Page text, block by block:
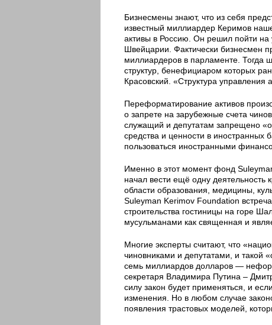
Бизнесмены знают, что из себя
известный миллиардер Керимов
активы в Россию. Он решил пойти на
Швейцарии. Фактически бизнесмен
миллиардеров в парламенте. Тогда
структур, бенефициаром которых
Красовский. «Структура
Переформатирование активов
о запрете на зарубежные счета
служащий и депутатам запрещено
средства и ценности в
пользоваться иностранными
Именно в этот момент фонд
начал вести ещё одну деятельность
области образования, медицины,
Suleyman Kerimov Foundation
строительства гостиницы на горе
мусульманами как священная и
Многие эксперты считают, что
чиновниками и депутатами, и такой
семь миллиардов долларов —
секретаря Владимира Путина –
силу закон будет применяться, и
изменения. Но в любом случае
появления трастовых моделей,